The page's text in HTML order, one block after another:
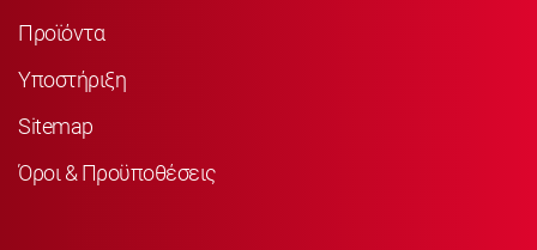
Προϊόντα
Υποστήριξη
Sitemap
Όροι & Προϋποθέσεις